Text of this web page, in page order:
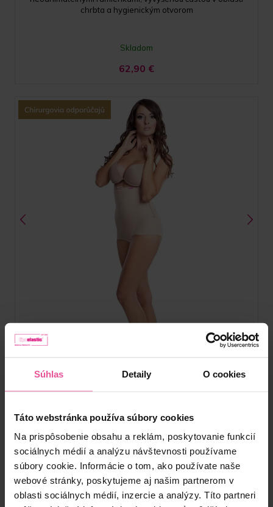
Súhlas Detaily O cookies
Táto webstránka používa súbory cookies
Na prispôsobenie obsahu a reklám, poskytovanie funkcií
sociálnych médií a analýzu návštevnosti používame
súbory cookie. Informácie o tom, ako používate naše
webové stránky, poskytujeme aj našim partnerom v
oblasti sociálnych médií, inzercie a analýzy. Títo partneri
chrbta a hygienickým otvorom
Skladom
62,90 €
VH special Comfort
Bandáž – so zapínaním na zips na oboch stranách, s
vystuženou oblasťou brucha, s odnímateľnými a
nastaviteľnými ramienkami a hygienickým otvorom
Skladom